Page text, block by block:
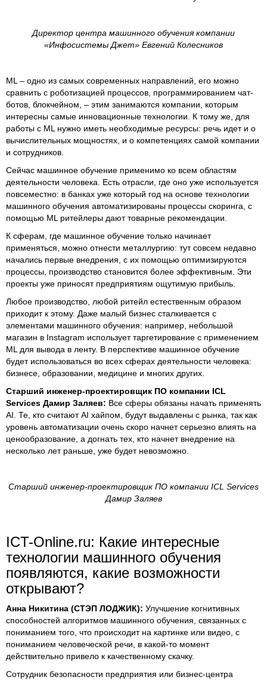
Директор центра машинного обучения компании
«Инфосистемы Джет» Евгений Колесников
ML – одно из самых современных направлений, его можно
сравнить с роботизацией процессов, программированием чат-
ботов, блокчейном, – этим занимаются компании, которым
интересны самые инновационные технологии. К тому же, для
работы с ML нужно иметь необходимые ресурсы: речь идет и о
вычислительных мощностях, и о компетенциях самой компании
и сотрудников.
Сейчас машинное обучение применимо ко всем областям
деятельности человека. Есть отрасли, где оно уже используется
повсеместно: в банках уже который год на основе технологии
машинного обучения автоматизированы процессы скоринга, с
помощью ML ритейлеры дают товарные рекомендации.
К сферам, где машинное обучение только начинает
применяться, можно отнести металлургию: тут совсем недавно
начались первые внедрения, с их помощью оптимизируются
процессы, производство становится более эффективным. Эти
проекты уже приносят предприятиям ощутимую прибыль.
Любое производство, любой ритейл естественным образом
приходит к этому. Даже малый бизнес сталкивается с
элементами машинного обучения: например, небольшой
магазин в Instagram использует таргетирование с применением
ML для вывода в ленту. В перспективе машинное обучение
будет использоваться во всех сферах деятельности человека:
бизнесе, образовании, медицине и многих других.
Старший инженер-проектировщик ПО компании ICL
Services Дамир Заляев: Все сферы обязаны начать применять
AI. Те, кто считают AI хайпом, будут выдавлены с рынка, так как
уровень автоматизации очень скоро начнет серьезно влиять на
ценообразование, а догнать тех, кто начнет внедрение на
несколько лет раньше, уже будет невозможно.
Старший инженер-проектировщик ПО компании ICL Services
Дамир Заляев
ICT-Online.ru: Какие интересные
технологии машинного обучения
появляются, какие возможности
открывают?
Анна Никитина (СТЭП ЛОДЖИК): Улучшение когнитивных
способностей алгоритмов машинного обучения, связанных с
пониманием того, что происходит на картинке или видео, с
пониманием человеческой речи, в какой-то момент
действительно привело к качественному скачку.
Сотрудник безопасности предприятия или бизнес-центра